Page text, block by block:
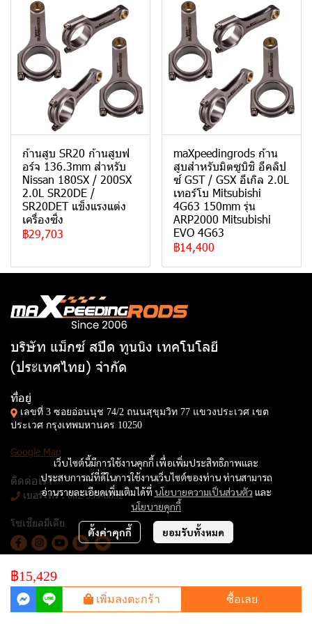
ก้านสูบ SR20 ก้านสูบฟ
อร์จ 136.3mm สำหรับ
Nissan 180SX / 200SX
2.0L SR20DE /
SR20DET แข็งแรงแต่ง
เครื่องซิ่ง
฿29,703
maXpeedingrods ก้าน
สูบสำหรับมิตซูบิชิ อีคลิป
ซ์ GST / GSX อีเกิล 2.0L
เทอร์โบ Mitsubishi
4G63 150mm รุ่น
ARP2000 Mitsubishi
EVO 4G63
฿14,400
฿15,429
เพิ่มลงตะกร้า ซื้อเลย
เว็บไซต์นี้มีการใช้งานคุกกี้ เพื่อเพิ่มประสิทธิภาพและ
ประสบการณ์ที่ดีในการใช้งานเว็บไซต์ของท่าน ท่านสามารถ
อ่านรายละเอียดเพิ่มเติมได้ที่ นโยบายความเป็นส่วนตัว และ
นโยบายคุกกี้
ตั้งค่าคุกกี้ ยอมรับทั้งหมด
บริษัท แม็กซ์ สปีด ทูนนิง เทคโนโลยี
(ประเทศไทย) จำกัด
ที่อยู่
เลขที่ 3 ซอยอ่อนนุช 74/2 ถนนสุขุมวิท 77 แขวงประเวศ เขต
ประเวศ กรุงเทพมหานคร 10250
Google Map
ติดต่อเรา
เบอร์โทร :082-539-8832
โซเชียลมีเดีย
© Copyright 2025. All Rights Reserved.
Powered By MakeWebEasy